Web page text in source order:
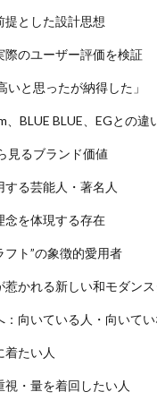
とした設計思想
のユーザー評価を検証
と思ったが納得した」
BLUE BLUE、EGとの違
見るブランド価値
する芸能人・著名人
念を体現する存在
ト”の象徴的愛用者
惹かれる新しい和モダン
向いている人・向いてい
着たい人
・量を着回したい人